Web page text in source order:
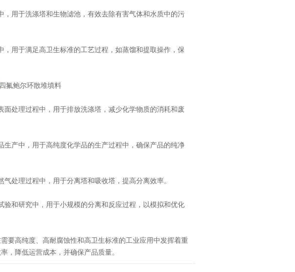
用于洗涤塔和生物滤池，有效去除有害气体和水质中的污
用于满足高卫生标准的工艺过程，如蒸馏和提取操作，保
处理过程中，用于排放洗涤塔，减少化学物质的消耗和废
产中，用于高纯度化学品的生产过程中，确保产品的纯净
理过程中，用于分离塔和吸收塔，提高分离效率。
和研究中，用于小规模的分离和反应过程，以模拟和优化
高纯度、高耐腐蚀性和高卫生标准的工业应用中发挥着重
，降低运营成本，并确保产品质量。